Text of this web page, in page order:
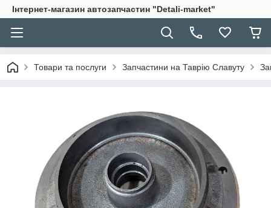
Інтернет-магазин автозапчастин "Detali-market"
Товари та послуги Запчастини на Таврію Славуту